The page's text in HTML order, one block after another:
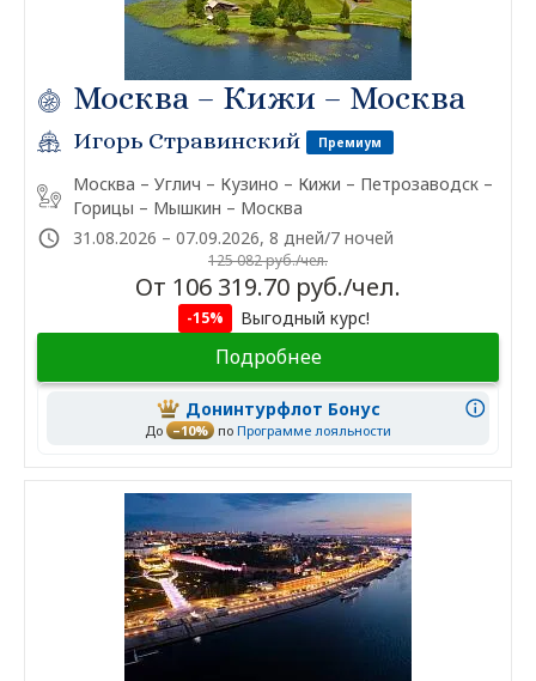
Москва – Кижи – Москва
Игорь Стравинский Премиум
Москва – Углич – Кузино – Кижи – Петрозаводск –
Горицы – Мышкин – Москва
31.08.2026 – 07.09.2026, 8 дней/7 ночей
125 082 руб./чел.
От 106 319.70 руб./чел.
-15% Выгодный курс!
Подробнее
Донинтурфлот Бонус
До –10% по Программе лояльности